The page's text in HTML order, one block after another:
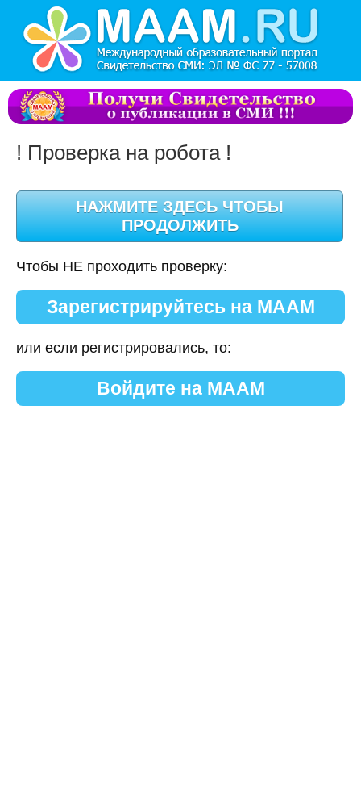
! Проверка на робота !
Чтобы НЕ проходить проверку:
Зарегистрируйтесь на МААМ
или если регистрировались, то:
Войдите на МААМ